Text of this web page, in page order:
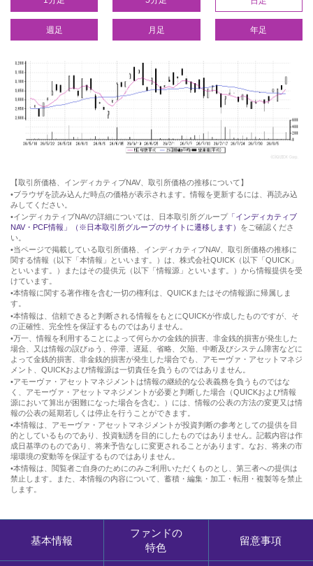
週足 月足 年足
【取引所価格、インディカティブNAV、取引所価格の推移について】
•ブラウザを読み込んだ時点の価格が表示されます。情報を更新するには、再読み込
みしてください。
•インディカティブNAVの詳細については、日本取引所グループ「インディカティブ
NAV・PCF情報」（※日本取引所グループのサイトに遷移します） をご確認くださ
い。
•当ページで掲載している取引所価格、インディカティブNAV、取引所価格の推移に
関する情報（以下「本情報」といいます。）は、株式会社QUICK（以下「QUICK」
といいます。）またはその提供元（以下「情報源」といいます。）から情報提供を受
けています。
•本情報に関する著作権を含む一切の権利は、QUICKまたはその情報源に帰属しま
す。
•本情報は、信頼できると判断される情報をもとにQUICKが作成したものですが、そ
の正確性、完全性を保証するものではありません。
•万一、情報を利用することによって何らかの金銭的損害、非金銭的損害が発生した
場合、又は情報の誤びゅう、停滞、遅延、省略、欠陥、中断及びシステム障害などに
よって金銭的損害、非金銭的損害が発生した場合でも、アモーヴァ・アセットマネジ
メント、QUICKおよび情報源は一切責任を負うものではありません。
•アモーヴァ・アセットマネジメントは情報の継続的な公表義務を負うものではな
く、アモーヴァ・アセットマネジメントが必要と判断した場合（QUICKおよび情報
源において算出が困難になった場合を含む。）には、情報の公表の方法の変更又は情
報の公表の延期若しくは停止を行うことができます。
•本情報は、アモーヴァ・アセットマネジメントが投資判断の参考としての提供を目
的としているものであり、投資勧誘を目的にしたものではありません。記載内容は作
成日基準のものであり、将来予告なしに変更されることがあります。なお、将来の市
場環境の変動等を保証するものではありません。
•本情報は、閲覧者ご自身のためにのみご利用いただくものとし、第三者への提供は
禁止します。また、本情報の内容について、蓄積・編集・加工・転用・複製等を禁止
します。
基本情報
ファンドの
特色
留意事項